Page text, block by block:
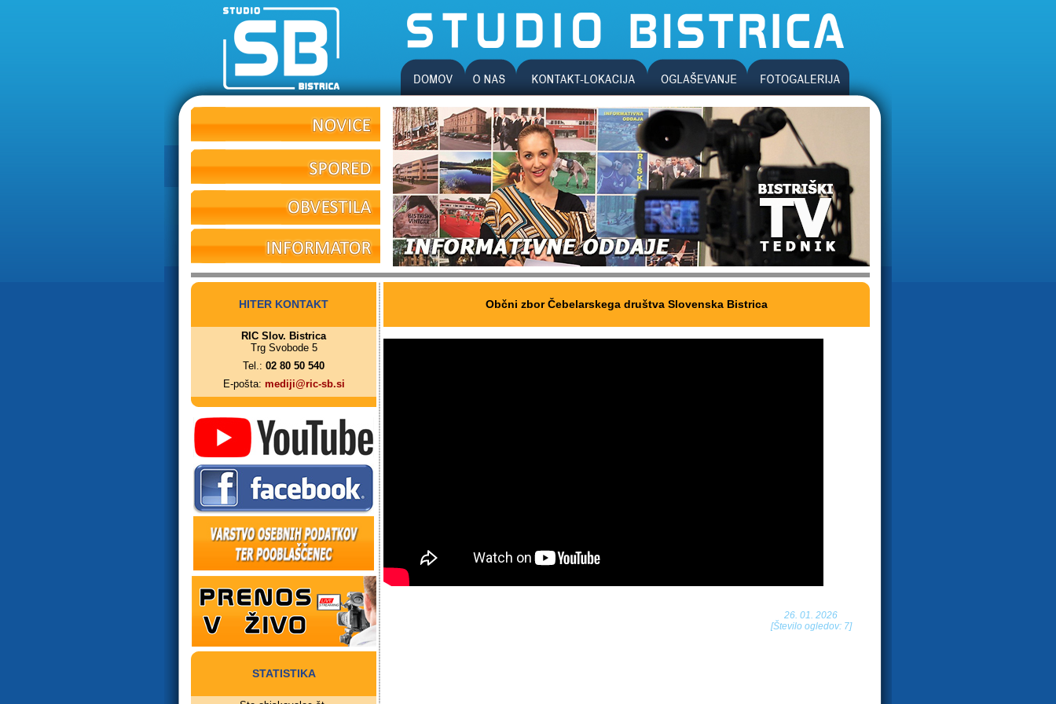
HITER KONTAKT
RIC Slov. Bistrica
Trg Svobode 5
Tel.: 02 80 50 540
E-pošta: mediji@ric-sb.si
STATISTIKA
Občni zbor Čebelarskega društva Slovenska Bistrica
26. 01. 2026
[Število ogledov: 7]